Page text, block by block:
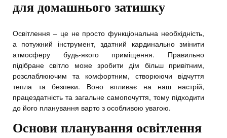
для домашнього затишку
Освітлення – це не просто функціональна необхідність,
а потужний інструмент, здатний кардинально змінити
атмосферу будь-якого приміщення. Правильно
підібране світло може зробити дім більш привітним,
розслаблюючим та комфортним, створюючи відчуття
тепла та безпеки. Воно впливає на наш настрій,
працездатність та загальне самопочуття, тому підходити
до його планування варто з особливою увагою.
Основи планування освітлення